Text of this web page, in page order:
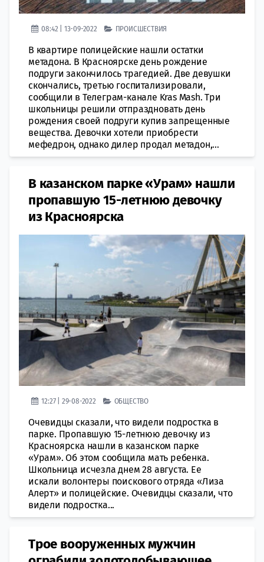
08:42 | 13-09-2022 ПРОИСШЕСТВИЯ
В квартире полицейские нашли остатки
метадона. В Красноярске день рождение
подруги закончилось трагедией. Две девушки
скончались, третью госпитализировали,
сообщили в Телеграм-канале Kras Mash. Три
школьницы решили отпраздновать день
рождения своей подруги купив запрещенные
вещества. Девочки хотели приобрести
мефедрон, однако дилер продал метадон,...
В казанском парке «Урам» нашли
пропавшую 15-летнюю девочку
из Красноярска
12:27 | 29-08-2022 ОБЩЕСТВО
Очевидцы сказали, что видели подростка в
парке. Пропавшую 15-летнюю девочку из
Красноярска нашли в казанском парке
«Урам». Об этом сообщила мать ребенка.
Школьница исчезла днем 28 августа. Ее
искали волонтеры поискового отряда «Лиза
Алерт» и полицейские. Очевидцы сказали, что
видели подростка...
Трое вооруженных мужчин